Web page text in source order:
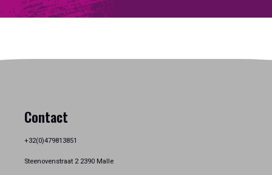
Contact
+32(0)479813851
Steenovenstraat 2 2390 Malle